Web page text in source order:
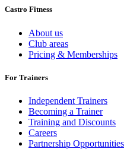
Castro Fitness
About us
Club areas
Pricing & Memberships
For Trainers
Independent Trainers
Becoming a Trainer
Training and Discounts
Careers
Partnership Opportunities